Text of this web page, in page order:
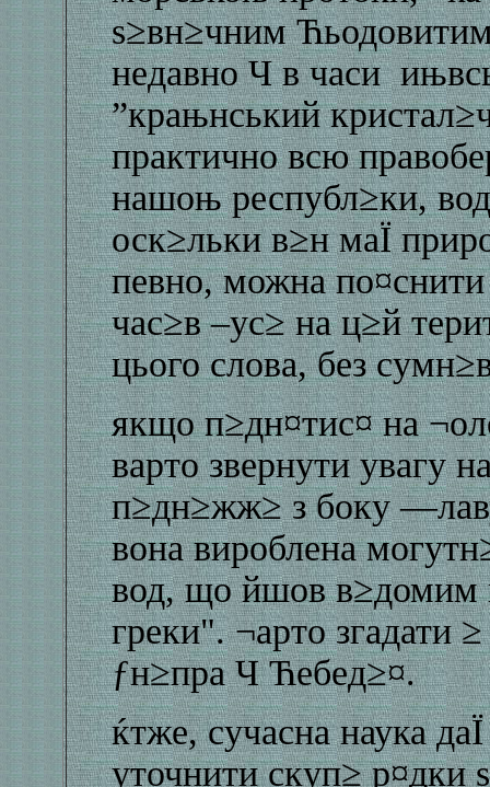
ѕ≥вн≥чним
недавно Ч в часи
”крањнський
практично всю
нашоњ республ≥ки,
оск≥льки в≥н маЇ
певно, можна
час≥в –ус≥ на ц≥й
цього слова, без
якщо п≥дн¤тис¤ на
варто звернути увагу
п≥дн≥жж≥ з боку
вона вироблена
вод, що йшов в≥домим
греки". ¬арто згадати
ƒн≥пра Ч Ћебед≥¤.
ќтже, сучасна наука
уточнити скуп≥ р¤дки